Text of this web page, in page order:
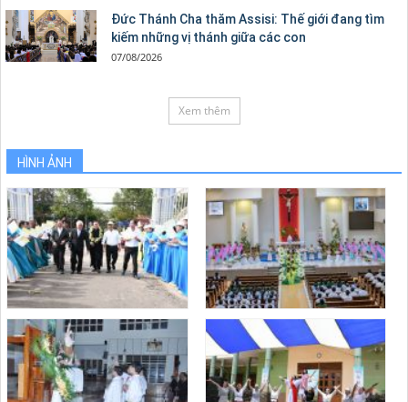
Đức Thánh Cha thăm Assisi: Thế giới đang tìm
kiếm những vị thánh giữa các con
07/08/2026
Xem thêm
HÌNH ẢNH